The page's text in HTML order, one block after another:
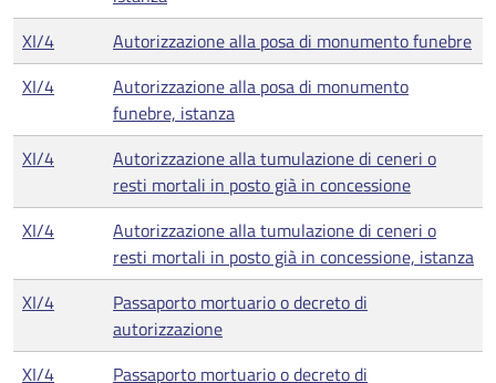
XI/4
Autorizzazione alla posa di monumento funebre
XI/4
Autorizzazione alla posa di monumento
funebre, istanza
XI/4
Autorizzazione alla tumulazione di ceneri o
resti mortali in posto già in concessione
XI/4
Autorizzazione alla tumulazione di ceneri o
resti mortali in posto già in concessione, istanza
XI/4
Passaporto mortuario o decreto di
autorizzazione
XI/4
Passaporto mortuario o decreto di